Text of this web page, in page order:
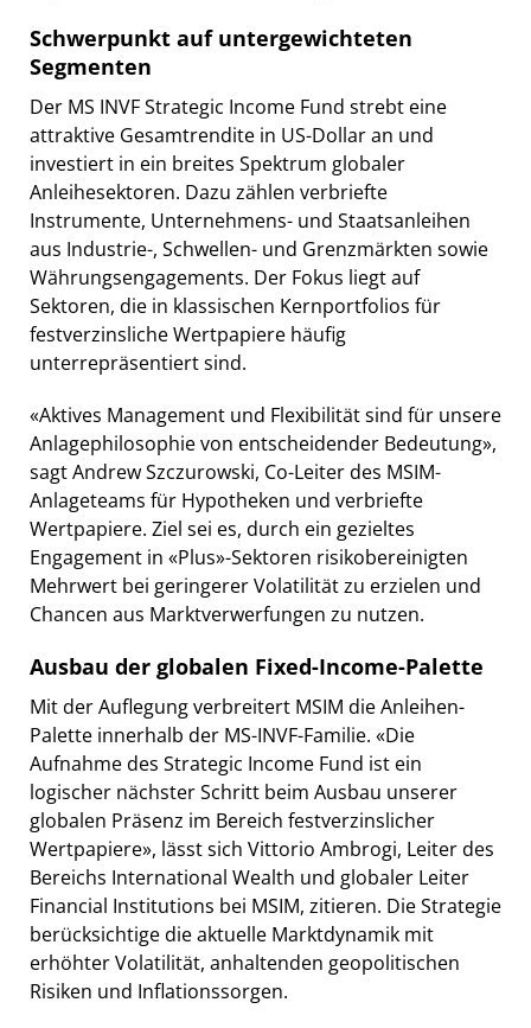
Schwerpunkt auf untergewichteten
Segmenten
Der MS INVF Strategic Income Fund strebt eine
attraktive Gesamtrendite in US-Dollar an und
investiert in ein breites Spektrum globaler
Anleihesektoren. Dazu zählen verbriefte
Instrumente, Unternehmens- und Staatsanleihen
aus Industrie-, Schwellen- und Grenzmärkten sowie
Währungsengagements. Der Fokus liegt auf
Sektoren, die in klassischen Kernportfolios für
festverzinsliche Wertpapiere häufig
unterrepräsentiert sind.
«Aktives Management und Flexibilität sind für unsere
Anlagephilosophie von entscheidender Bedeutung»,
sagt Andrew Szczurowski, Co-Leiter des MSIM-
Anlageteams für Hypotheken und verbriefte
Wertpapiere. Ziel sei es, durch ein gezieltes
Engagement in «Plus»-Sektoren risikobereinigten
Mehrwert bei geringerer Volatilität zu erzielen und
Chancen aus Marktverwerfungen zu nutzen.
Ausbau der globalen Fixed-Income-Palette
Mit der Auflegung verbreitert MSIM die Anleihen-
Palette innerhalb der MS-INVF-Familie. «Die
Aufnahme des Strategic Income Fund ist ein
logischer nächster Schritt beim Ausbau unserer
globalen Präsenz im Bereich festverzinslicher
Wertpapiere», lässt sich Vittorio Ambrogi, Leiter des
Bereichs International Wealth und globaler Leiter
Financial Institutions bei MSIM, zitieren. Die Strategie
berücksichtige die aktuelle Marktdynamik mit
erhöhter Volatilität, anhaltenden geopolitischen
Risiken und Inflationssorgen.